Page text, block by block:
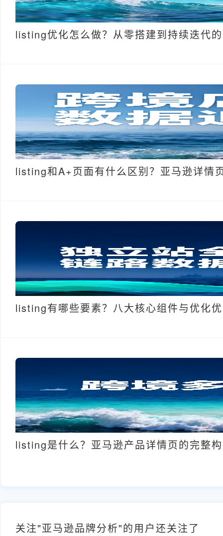
listing优化怎么做？从零搭建到持续迭代
listing和A+页面有什么区别？亚马逊详情
listing有哪些要素？八大核心组件与优化
listing是什么？亚马逊产品详情页的完整
关注"亚马逊品牌分析"的用户还关注了